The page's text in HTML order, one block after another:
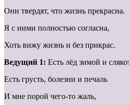
Они твердят, что жизнь прекрасна.
Я с ними полностью согласна,
Хоть вижу жизнь и без прикрас.
Ведущий 1: Есть лёд зимой и
Есть грусть, болезни и печаль
И мне порой чего-то жаль,